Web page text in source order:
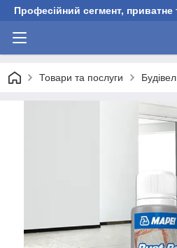
Професійний сегмент, приватне
Товари та послуги